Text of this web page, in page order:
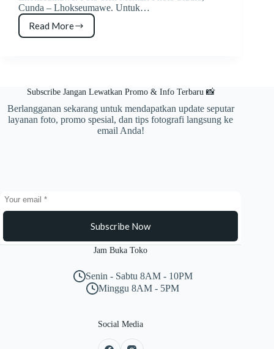
Cunda – Lhokseumawe. Untuk…
Read More
Foto
Wisuda
Subscribe Jangan Lewatkan Promo & Info Terbaru 📸
Berlangganan sekarang untuk mendapatkan update seputar
layanan foto, promo spesial, dan tips fotografi langsung ke
email Anda!
Subscribe Now
Jam Buka Toko
Senin - Sabtu 8AM - 10PM
Minggu 8AM - 5PM
Social Media